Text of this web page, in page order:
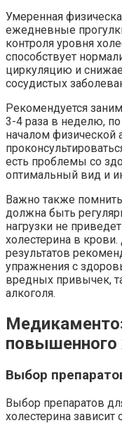
Умеренная
ежедневные
контроля уровня
способствует
циркуляцию и
сосудистых
Рекомендуется
3-4 раза в неделю,
началом физической
есть проблемы со
оптимальный вид и
Важно также
должна быть
нагрузки не
холестерина в
результатов
упражнения с
вредных привычек,
алкоголя.
повышенного
Выбор
Выбор препаратов
холестерина